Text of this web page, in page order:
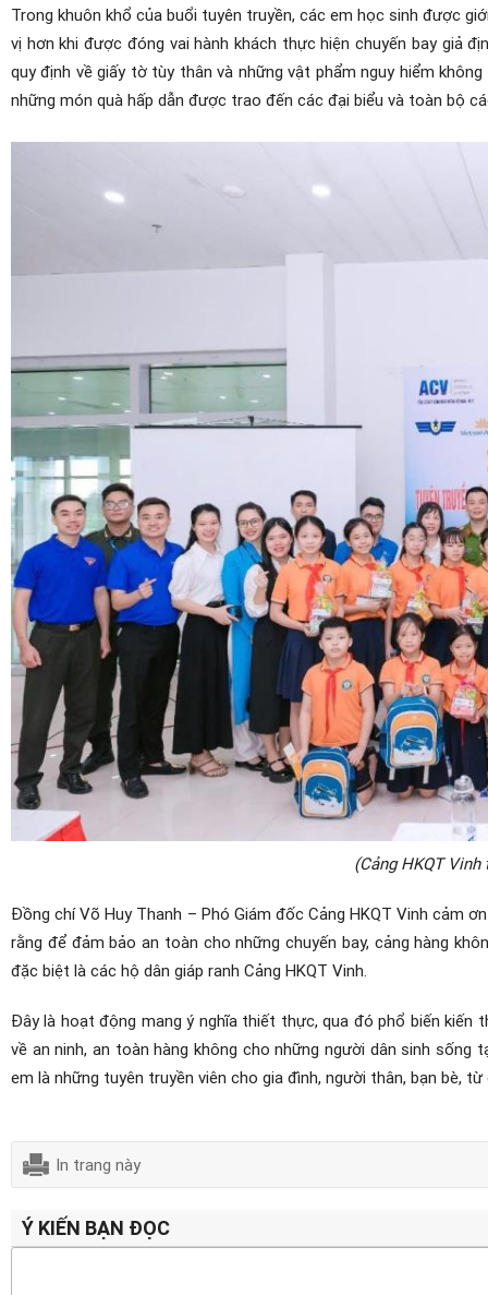
Trong khuôn khổ của buổi tuyên truyền, các em học sinh được
vị hơn khi được đóng vai hành khách thực hiện chuyến bay giả
quy định về giấy tờ tùy thân và những vật phẩm nguy hiểm
những món quà hấp dẫn được trao đến các đại biểu và toàn bộ
(Cảng HKQT
Đồng chí Võ Huy Thanh – Phó Giám đốc Cảng HKQT Vinh cảm
rằng để đảm bảo an toàn cho những chuyến bay, cảng hàng
đặc biệt là các hộ dân giáp ranh Cảng HKQT Vinh.
Đây là hoạt động mang ý nghĩa thiết thực, qua đó phổ biến kiến
về an ninh, an toàn hàng không cho những người dân sinh
em là những tuyên truyền viên cho gia đình, người thân, bạn bè,
In trang này
Ý KIẾN BẠN ĐỌC